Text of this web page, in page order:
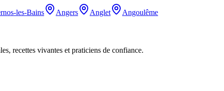
les-Bains Angers Anglet Angoulême
recettes vivantes et praticiens de confiance.